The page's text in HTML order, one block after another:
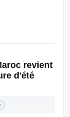
revient
d'été